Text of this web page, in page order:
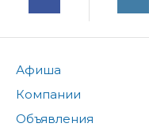
Афиша
Компании
Объявления